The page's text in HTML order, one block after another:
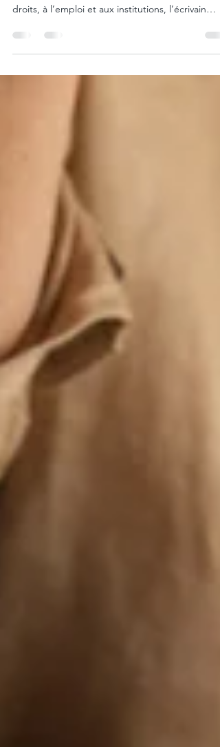
À quoi sert un écrivain public aujourd’hui ? Dans
droits, à l’emploi et aux institutions, l’écrivain
public accompagne particuliers, professionnels
sans confisquer la parole.